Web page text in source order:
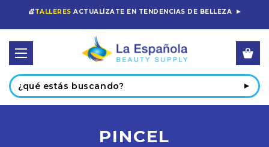
💇TALLERES ACTUALÍZATE EN TENDENCIAS DE BELLEZA
Buscar
PINCEL